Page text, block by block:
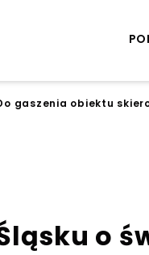
gaszenia obiektu
o